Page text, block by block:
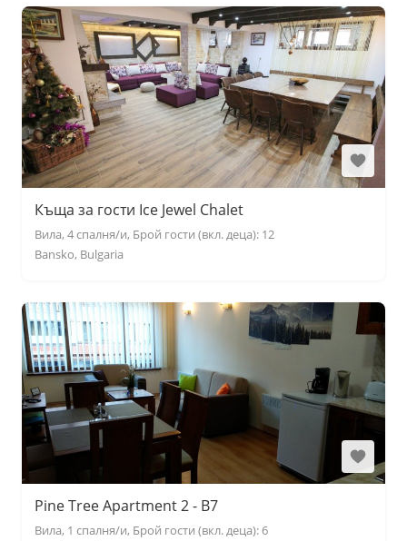
Къща за гости Ice Jewel Chalet
Вила, 4 спалня/и, Брой гости (вкл. деца): 12
Bansko, Bulgaria
Pine Tree Apartment 2 - B7
Вила, 1 спалня/и, Брой гости (вкл. деца): 6